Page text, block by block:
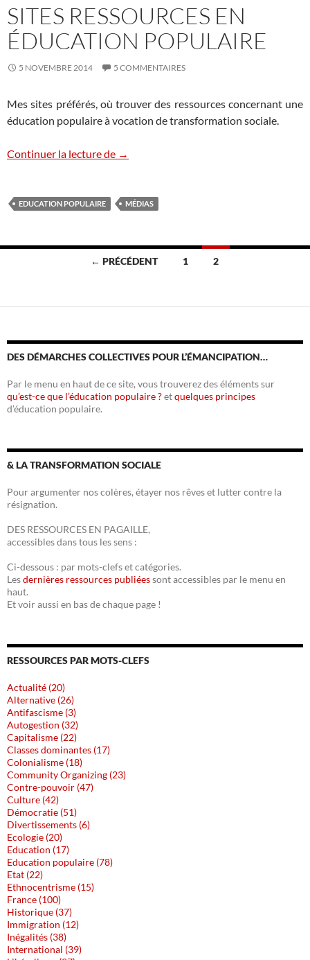
SITES RESSOURCES EN
ÉDUCATION POPULAIRE
5 NOVEMBRE 2014 5 COMMENTAIRES
Mes sites préférés, où trouver des ressources concernant une
éducation populaire à vocation de transformation sociale.
Continuer la lecture de Sites ressources en éducation populaire
→
EDUCATION POPULAIRE MÉDIAS
articles
← PRÉCÉDENT 1 2
DES DÉMARCHES COLLECTIVES POUR L’ÉMANCIPATION…
Par le menu en haut de ce site, vous trouverez des éléments sur
qu’est-ce que l’éducation populaire ?etquelques principes
d’éducation populaire.
& LA TRANSFORMATION SOCIALE
Pour argumenter nos colères, étayer nos rêves et lutter contre la
résignation.
DES RESSOURCES EN PAGAILLE,
accessibles dans tous les sens :
Ci-dessous : par mots-clefs et catégories.
Lesdernières ressources publiéessont accessibles par le menu en
haut.
Et voir aussi en bas de chaque page !
RESSOURCES PAR MOTS-CLEFS
Actualité (20)
Alternative (26)
Antifascisme (3)
Autogestion (32)
Capitalisme (22)
Classes dominantes (17)
Colonialisme (18)
Community Organizing (23)
Contre-pouvoir (47)
Culture (42)
Démocratie (51)
Divertissements (6)
Ecologie (20)
Education (17)
Education populaire (78)
Etat (22)
Ethnocentrisme (15)
France (100)
Historique (37)
Immigration (12)
Inégalités (38)
International (39)